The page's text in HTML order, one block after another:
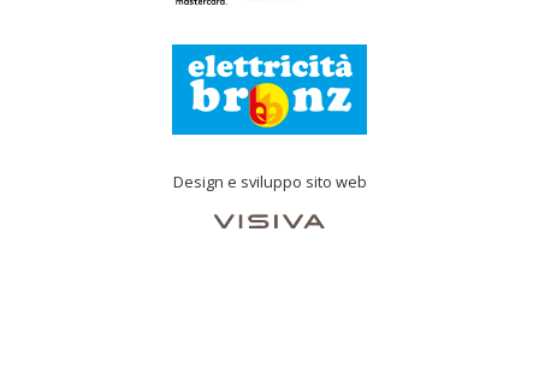
Design e sviluppo sito web